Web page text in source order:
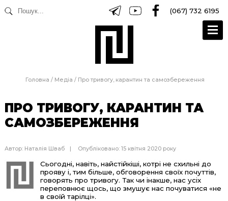
(067) 732 6195
Головна / Медіа / Про тривогу, карантин та самозбереження
ПРО ТРИВОГУ, КАРАНТИН ТА
САМОЗБЕРЕЖЕННЯ
Автор: Наталія Шваб Опубліковано: 15 квітня 2020 року
Сьогодні, навіть, найстійкіші, котрі не схильні до
прояву і, тим більше, обговорення своїх почуттів,
говорять про тривогу. Так чи інакше, нас усіх
переповнює щось, що змушує нас почуватися «не
в своїй тарілці».